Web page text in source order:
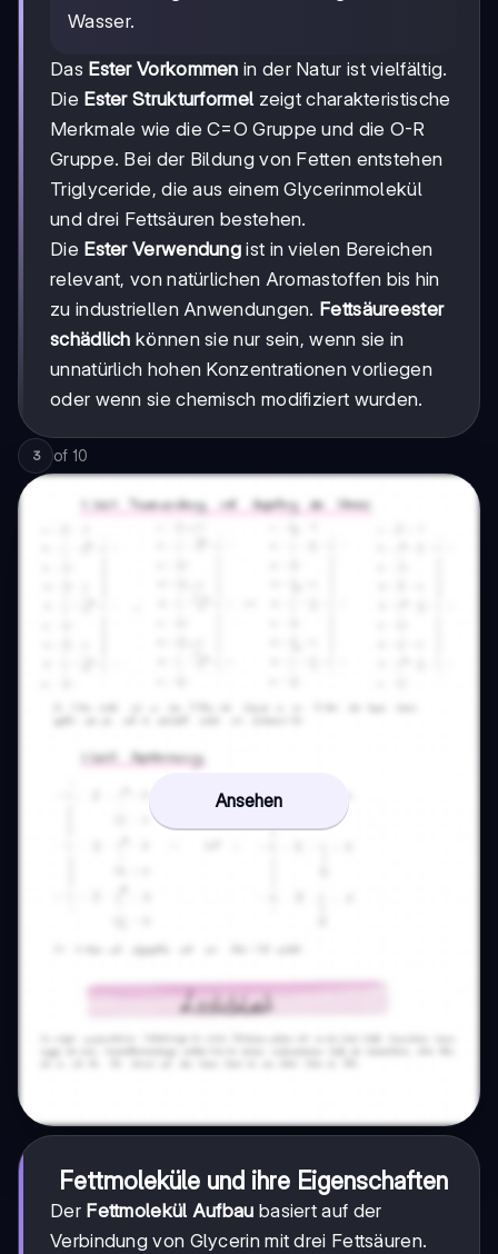
Wasser.
Das Ester Vorkommen in der Natur ist vielfältig.
Die Ester Strukturformel zeigt charakteristische
Merkmale wie die C=O Gruppe und die O-R
Gruppe. Bei der Bildung von Fetten entstehen
Triglyceride, die aus einem Glycerinmolekül
und drei Fettsäuren bestehen.
Die Ester Verwendung ist in vielen Bereichen
relevant, von natürlichen Aromastoffen bis hin
zu industriellen Anwendungen. Fettsäureester
schädlich können sie nur sein, wenn sie in
unnatürlich hohen Konzentrationen vorliegen
oder wenn sie chemisch modifiziert wurden.
3 of 10
Ansehen
Fettmoleküle und ihre Eigenschaften
Der Fettmolekül Aufbau basiert auf der
Verbindung von Glycerin mit drei Fettsäuren.